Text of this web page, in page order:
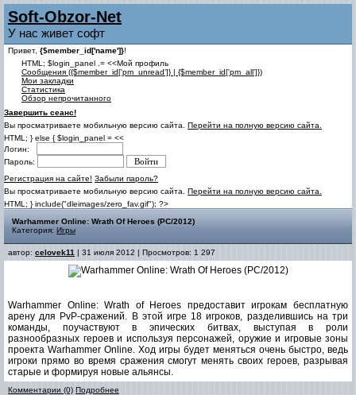
Soft-Obzor-Net
У нас живет софт
Привет, {$member_id['name']}!
HTML; $login_panel .= <<Мой профиль
Cообщения ({$member_id['pm_unread']} | {$member_id['pm_all']})
Мои закладки
Статистика
Обзор непрочитанного
Завершить сеанс!
Вы просматриваете мобильную версию сайта. Перейти на полную версию сайта.
HTML; } else { $login_panel = <<
Логин:
Пароль:
Регистрация на сайте! Забыли пароль?
Вы просматриваете мобильную версию сайта. Перейти на полную версию сайта.
HTML; } include("dleimages/zero_fav.gif"); ?>
Warhammer Online: Wrath Of Heroes (PC/2012)
Категория: Игры
автор: celovek11 | 31 июля 2012 | Просмотров: 1 297
Warhammer Online: Wrath of Heroes предоставит игрокам бесплатную
арену для PvP-сражений. В этой игре 18 игроков, разделившись на три
команды, поучаствуют в эпических битвах, выступая в роли
разнообразных героев и используя персонажей, оружие и игровые зоны
проекта Warhammer Online. Ход игры будет меняться очень быстро, ведь
игроки прямо во время сражения смогут менять своих героев, разрывая
старые и формируя новые альянсы.
Комментарии (0) Подробнее